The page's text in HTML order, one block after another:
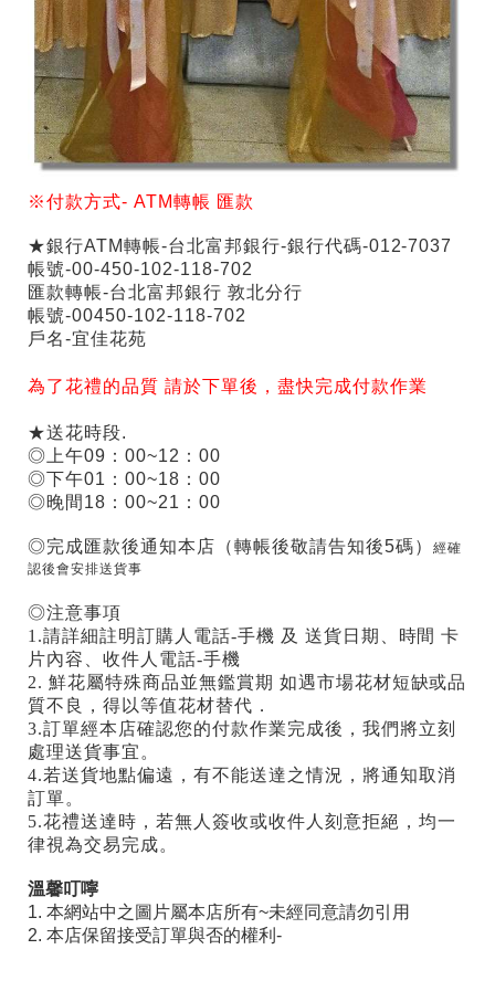
※付款方式-ATM轉帳 匯款
★銀行ATM轉帳-台北富邦銀行-銀行代碼-012-7037
帳號-00-450-102-118-702
匯款轉帳-台北富邦銀行 敦北分行
帳號-00450-102-118-702
戶名-宜佳花苑
為了花禮的品質 請於下單後，盡快完成付款作業
★送花時段.
◎上午09：00~12：00
◎下午01：00~18：00
◎晚間18：00~21：00
◎完成匯款後通知本店（轉帳後敬請告知後5碼）
經確
認後會安排送貨事
◎注意事項
1.請詳細註明訂購人電話-手機 及 送貨日期、時間 卡
片內容、收件人電話-手機
2. 鮮花屬特殊商品並無鑑賞期 如遇市場花材短缺或品
質不良，得以等值花材替代．
3.訂單經本店確認您的付款作業完成後，我們將立刻
處理送貨事宜。
4.若送貨地點偏遠，有不能送達之情況，將通知取消
訂單。
5.花禮送達時，若無人簽收或收件人刻意拒絕，均一
律視為交易完成。
溫馨叮嚀
1. 本網站中之圖片屬本店所有~未經同意請勿引用
2. 本店保留接受訂單與否的權利-